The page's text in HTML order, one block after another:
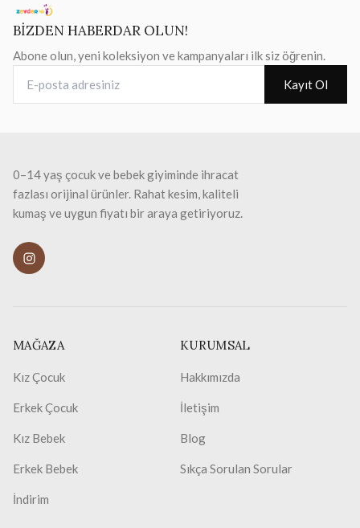
BİZDEN HABERDAR OLUN!
Abone olun, yeni koleksiyon ve kampanyaları ilk siz öğrenin.
Kayıt Ol
0–14 yaş çocuk ve bebek giyiminde ihracat
fazlası orijinal ürünler. Rahat kesim, kaliteli
kumaş ve uygun fiyatı bir araya getiriyoruz.
MAĞAZA
Kız Çocuk
Erkek Çocuk
Kız Bebek
Erkek Bebek
İndirim
KURUMSAL
Hakkımızda
İletişim
Blog
Sıkça Sorulan Sorular